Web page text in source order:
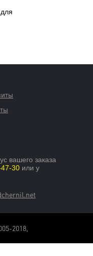
вашего заказа
30 или у
2018,